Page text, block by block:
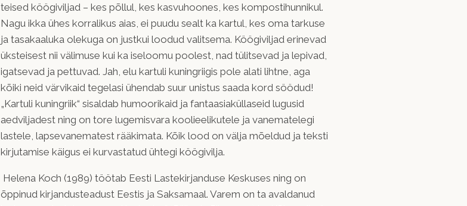
teised köögiviljad – kes põllul, kes kasvuhoones, kes kompostihunnikul.
Nagu ikka ühes korralikus aias, ei puudu sealt ka kartul, kes oma tarkuse
ja tasakaaluka olekuga on justkui loodud valitsema. Köögiviljad erinevad
üksteisest nii välimuse kui ka iseloomu poolest, nad tülitsevad ja lepivad,
igatsevad ja pettuvad. Jah, elu kartuli kuningriigis pole alati lihtne, aga
kõiki neid värvikaid tegelasi ühendab suur unistus saada kord söödud!
„Kartuli kuningriik“ sisaldab humoorikaid ja fantaasiaküllaseid lugusid
aedviljadest ning on tore lugemisvara koolieelikutele ja vanematelegi
lastele, lapsevanematest rääkimata. Kõik lood on välja mõeldud ja teksti
kirjutamise käigus ei kurvastatud ühtegi köögivilja.
Helena Koch (1989) töötab Eesti Lastekirjanduse Keskuses ning on
õppinud kirjandusteadust Eestis ja Saksamaal. Varem on ta avaldanud